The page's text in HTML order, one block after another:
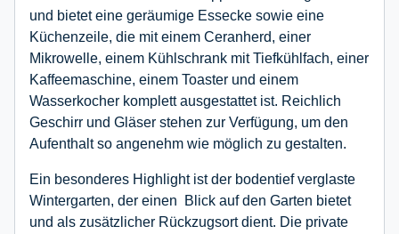
und bietet eine geräumige Essecke sowie eine
Küchenzeile, die mit einem Ceranherd, einer
Mikrowelle, einem Kühlschrank mit Tiefkühlfach, einer
Kaffeemaschine, einem Toaster und einem
Wasserkocher komplett ausgestattet ist. Reichlich
Geschirr und Gläser stehen zur Verfügung, um den
Aufenthalt so angenehm wie möglich zu gestalten.
Ein besonderes Highlight ist der bodentief verglaste
Wintergarten, der einen Blick auf den Garten bietet
und als zusätzlicher Rückzugsort dient. Die private